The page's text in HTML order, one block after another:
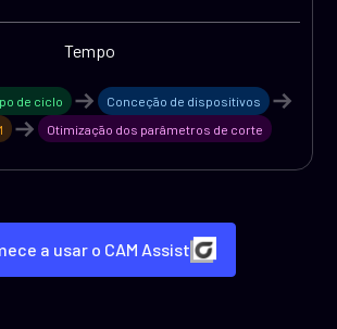
Tempo
de ciclo
Conceção de dispositivos
Otimização dos parâmetros de corte
a usar o CAM Assist